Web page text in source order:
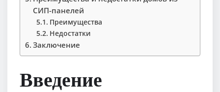
СИП-панелей
Преимущества
Недостатки
Заключение
Введение